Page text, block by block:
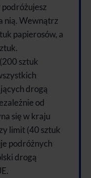
nią. Wewnątrz
papierosów, a
sztuk
drogą
od
się w kraju
limit (40 sztuk
podróżnych
drogą